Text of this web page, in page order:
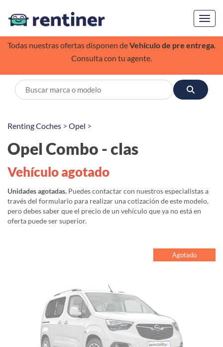
Todas nuestras ofertas disponen deVehículo de pre entrega.
Consulta con tu agente.
Renting Coches > Opel >
Opel Combo - clas
Vehículo agotado
Unidades agotadas. Puedes contactar con nuestros especialistas a
través del formulario para realizar una cotización de este modelo,
pero debes saber que el precio de un vehículo que ya no está en
oferta puede ser superior.
Agotado